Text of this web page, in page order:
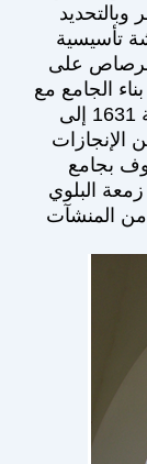
نقيشة تأسيسية
على
الجامع مع
فترة حكم حمودة باشا التي تمتد من سنة 1631 إلى
من الإنجازات
بجامع
البلوي
من المنشآت